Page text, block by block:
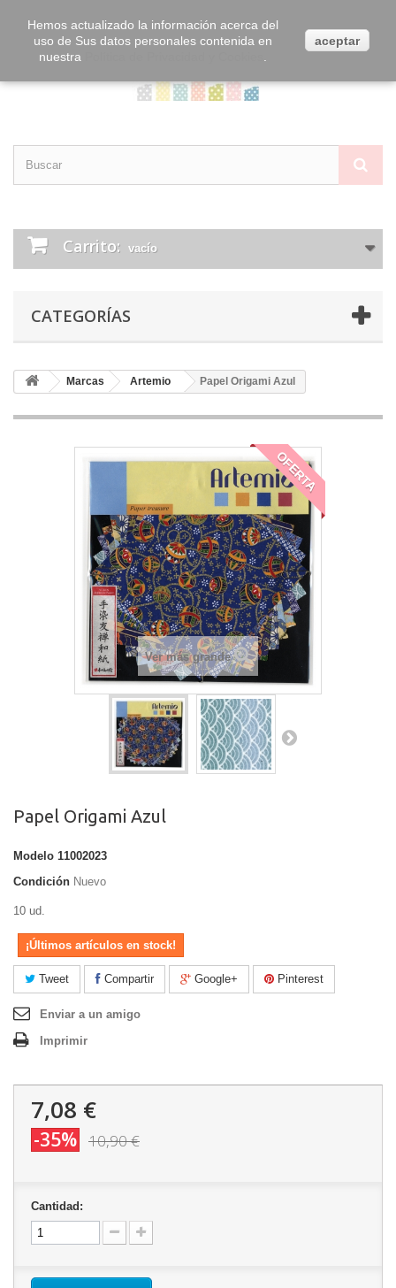
Carrito: vacío
CATEGORÍAS
Marcas Artemio Papel Origami Azul
OFERTA
Ver más grande
Papel Origami Azul
Modelo 11002023
Condición Nuevo
10 ud.
¡Últimos artículos en stock!
Tweet Compartir Google+ Pinterest
Enviar a un amigo
Imprimir
7,08 €
-35% 10,90 €
Cantidad:
Hemos actualizado la información acerca del
uso de Sus datos personales contenida en
nuestra
aceptar